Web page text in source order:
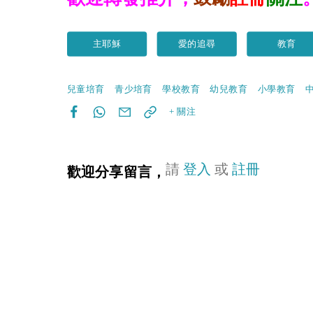
主耶穌 愛的追尋 教育
兒童培育 青少培育 學校教育 幼兒教育 小學教育
+ 關注
歡迎分享留言，請登入或註冊